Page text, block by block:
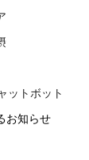
ットボット
お知らせ